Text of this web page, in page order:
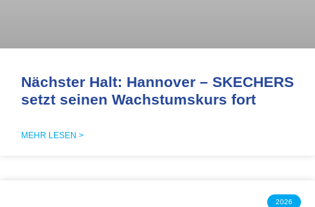
Nächster Halt: Hannover – SKECHERS
setzt seinen Wachstumskurs fort
MEHR LESEN >
2026